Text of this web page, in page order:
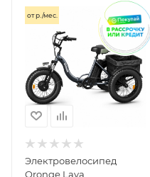
отр./мес.
Электровелосипед
Qronge Lava